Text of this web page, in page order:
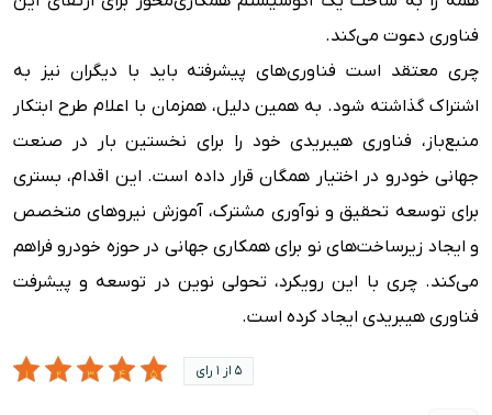
فناوری دعوت می‌کند.
چری معتقد است فناوری‌های پیشرفته باید با دیگران نیز به
اشتراک گذاشته شود. به همین دلیل، همزمان با اعلام طرح ابتکار
منبع‌باز، فناوری هیبریدی خود را برای نخستین بار در صنعت
جهانی خودرو در اختیار همگان قرار داده است. این اقدام، بستری
برای توسعه تحقیق و نوآوری مشترک، آموزش نیروهای متخصص
و ایجاد زیرساخت‌های نو برای همکاری جهانی در حوزه خودرو فراهم
می‌کند. چری با این رویکرد، تحولی نوین در توسعه و پیشرفت
فناوری هیبریدی ایجاد کرده است.
5 از 1 رای